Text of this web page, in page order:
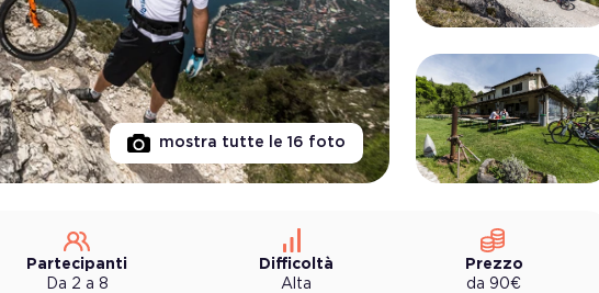
mostra tutte le 16 foto
Partecipanti
Da 2 a 8
Difficoltà
Alta
Prezzo
da 90€